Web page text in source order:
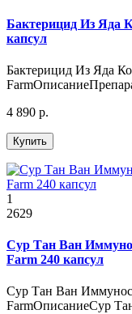
Бактерицид Из Яда
капсул
Бактерицид Из Яда
4 890 р.
Купить
1
2629
Сур Тан Ван
Farm 240 капсул
Сур Тан Ван
FarmОписаниеСур